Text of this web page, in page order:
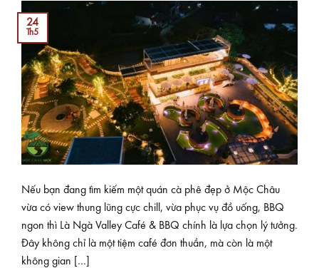
24
Th5
Nếu bạn đang tìm kiếm một quán cà phê đẹp ở Mộc Châu
vừa có view thung lũng cực chill, vừa phục vụ đồ uống, BBQ
ngon thì Là Ngà Valley Café & BBQ chính là lựa chọn lý tưởng.
Đây không chỉ là một tiệm café đơn thuần, mà còn là một
không gian […]